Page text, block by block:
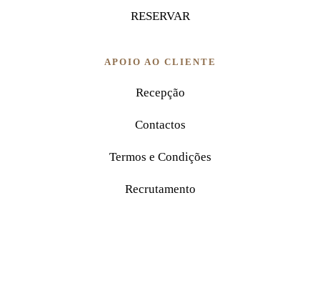
RESERVAR
APOIO AO CLIENTE
Recepção
Contactos
Termos e Condições
Recrutamento